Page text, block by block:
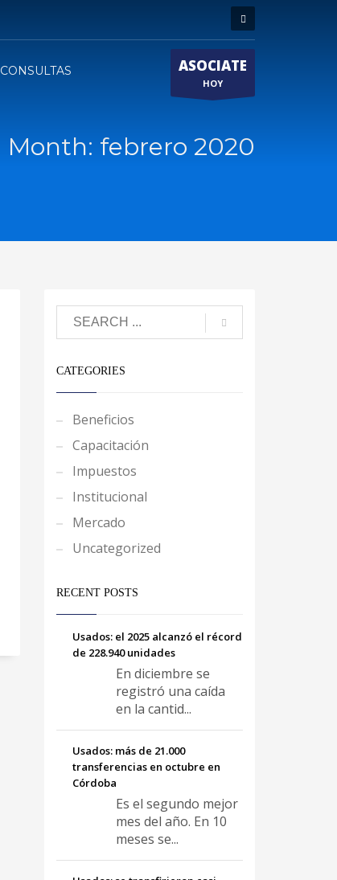
CONSULTAS ASOCIATE
HOY
Month: febrero 2020
CATEGORIES
Beneficios
Capacitación
Impuestos
Institucional
Mercado
Uncategorized
RECENT POSTS
Usados: el 2025 alcanzó el récord
de 228.940 unidades
En diciembre se
registró una caída
en la cantid...
Usados: más de 21.000
transferencias en octubre en
Córdoba
Es el segundo mejor
mes del año. En 10
meses se...